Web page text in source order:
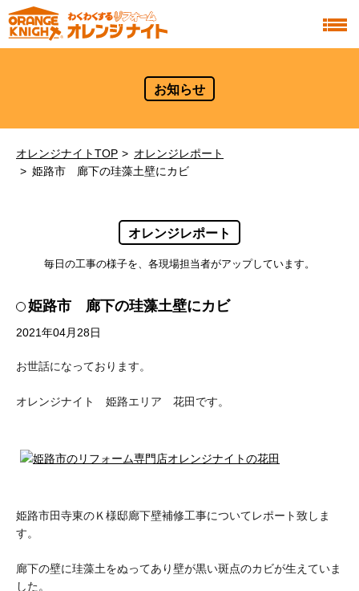
お知らせ
オレンジナイトTOP
オレンジレポート
姫路市 廊下の珪藻土壁にカビ
オレンジレポート
毎日の工事の様子を、各現場担当者がアップしています。
姫路市 廊下の珪藻土壁にカビ
2021年04月28日
お世話になっております。
オレンジナイト 姫路エリア 花田です。
姫路市田寺東のＫ様邸廊下壁補修工事についてレポート致しま
す。
廊下の壁に珪藻土をぬってあり壁が黒い斑点のカビが生えていま
した。